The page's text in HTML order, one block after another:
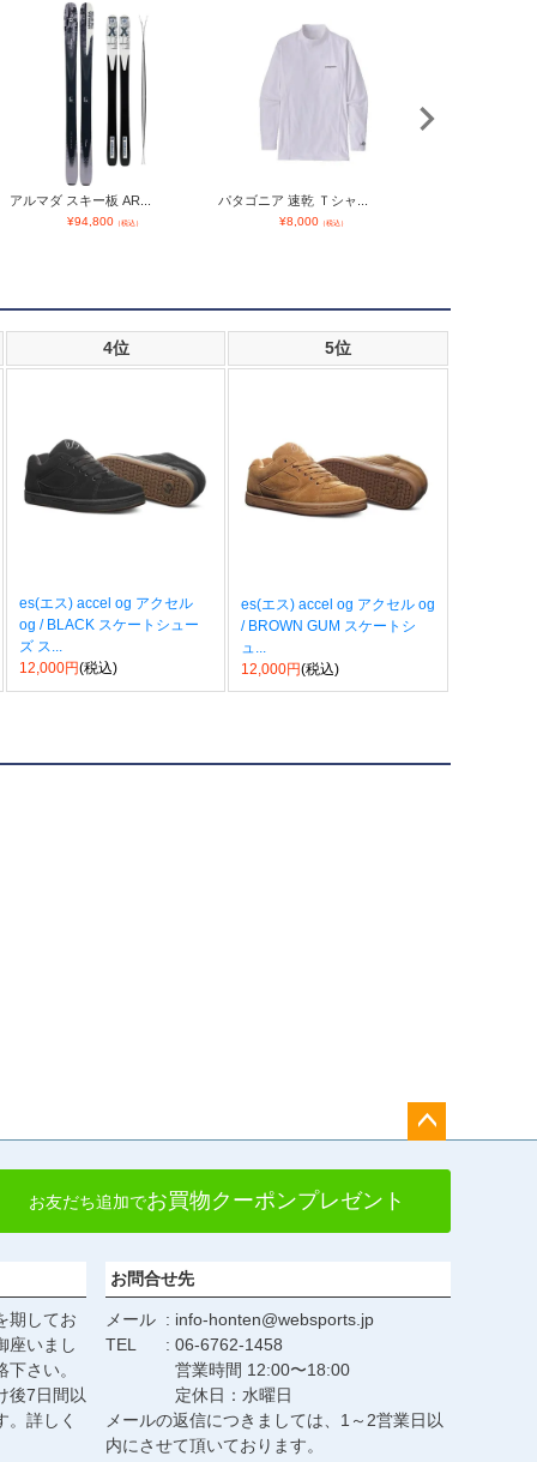
アルマダ スキー板 AR...
¥94,800（税込）
パタゴニア 速乾 Ｔシャ...
¥8,000（税込）
4位 5位
es(エス) accel og アクセル
og / BLACK スケートシュー
ズ ス...
12,000円(税込)
es(エス) accel og アクセル og
/ BROWN GUM スケートシ
ュ...
12,000円(税込)
へ
お友だち追加でお買物クーポンプレゼント
期してお
座いまし
さい。
後7日間以
。詳しく
お問合せ先
メール
info-honten@websports.jp
TEL
06-6762-1458
営業時間 12:00〜18:00
定休日：水曜日
メールの返信につきましては、1～2営業日以
内にさせて頂いております。